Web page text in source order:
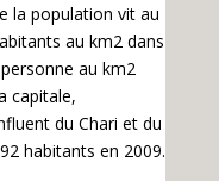
la population vit au
au km2 dans
au km2
capitale,
du Chari et du
habitants en 2009.